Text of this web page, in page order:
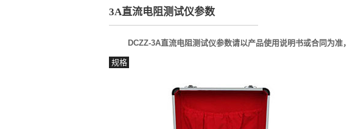
3A直流电阻测试仪参数
DCZZ-3A直流电阻测试仪参数请以产品使用说明书或合同为准
规格